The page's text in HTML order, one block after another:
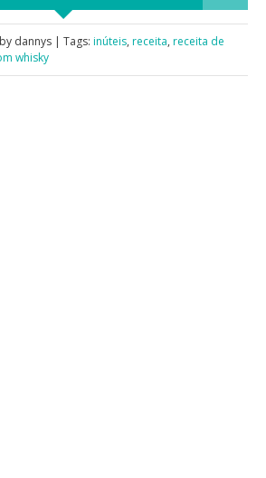
by dannys | Tags: inúteis, receita, receita de
whisky